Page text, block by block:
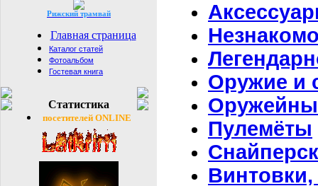
Рижский трамвай
Главная страница
Каталог статей
Фотоальбом
Гостевая книга
Статистика
посетителей ONLINE
Оружие и
Пулемёты